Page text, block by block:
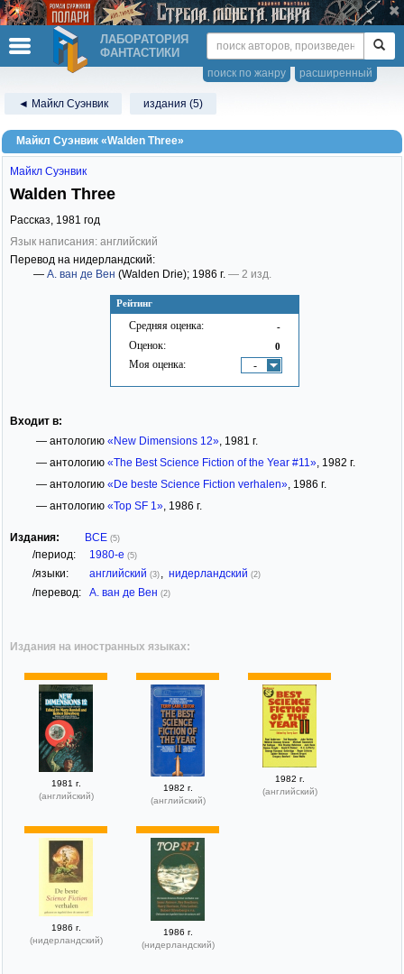
ЛАБОРАТОРИЯ
ФАНТАСТИКИ
расширенный
поиск по жанру
◄ Майкл Суэнвик издания (5)
Майкл Суэнвик «Walden Three»
Рейтинг
Средняя оценка: -
Оценок: 0
Моя оценка: -
Майкл Суэнвик
Walden Three
Рассказ, 1981 год
Язык написания: английский
Перевод на нидерландский:
— А. ван де Вен (Walden Drie); 1986 г. — 2 изд.
Входит в:
— антологию «New Dimensions 12», 1981 г.
— антологию «The Best Science Fiction of the Year #11», 1982 г.
— антологию «De beste Science Fiction verhalen», 1986 г.
— антологию «Top SF 1», 1986 г.
Издания: ВСЕ (5)
/период: 1980-е (5)
/языки: английский (3) нидерландский (2)
/перевод: А. ван де Вен (2)
Издания на иностранных языках:
1981 г.
(английский)
1982 г.
(английский)
1982 г.
(английский)
1986 г.
(нидерландский)
1986 г.
(нидерландский)